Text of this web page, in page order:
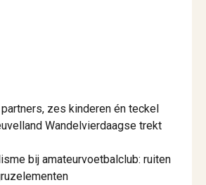
zes kinderen én teckel
Wandelvierdaagse trekt
bij amateurvoetbalclub: ruiten